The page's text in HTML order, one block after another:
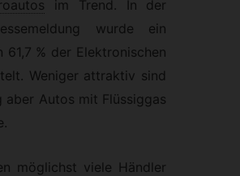
im Trend. In der
wurde ein
61,7 % der Elektronischen
Weniger attraktiv sind
aber Autos mit Flüssiggas
möglichst viele Händler